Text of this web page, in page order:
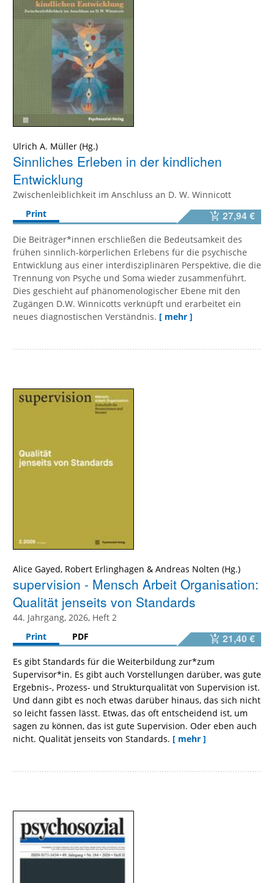
Ulrich A. Müller
Sinnliches Erleben in der kindlichen
Entwicklung
Zwischenleiblichkeit im Anschluss an D. W. Winnicott
Print
27,94 €
Die Beiträger*innen erschließen die Bedeutsamkeit des
frühen sinnlich-körperlichen Erlebens für die psychische
Entwicklung aus einer interdisziplinären Perspektive, die die
Trennung von Psyche und Soma wieder zusammenführt.
Dies geschieht auf phänomenologischer Ebene mit den
Zugängen D.W. Winnicotts verknüpft und erarbeitet ein
neues diagnostischen Verständnis. [ mehr ]
Alice Gayed, Robert Erlinghagen & Andreas Nolten
supervision - Mensch Arbeit Organisation:
Qualität jenseits von Standards
44. Jahrgang, 2026, Heft 2
Print
PDF 21,40 €
Es gibt Standards für die Weiterbildung zur*zum
Supervisor*in. Es gibt auch Vorstellungen darüber, was gute
Ergebnis-, Prozess- und Strukturqualität von Supervision ist.
Und dann gibt es noch etwas darüber hinaus, das sich nicht
so leicht fassen lässt. Etwas, das oft entscheidend ist, um
sagen zu können, das ist gute Supervision. Oder eben auch
nicht. Qualität jenseits von Standards. [ mehr ]